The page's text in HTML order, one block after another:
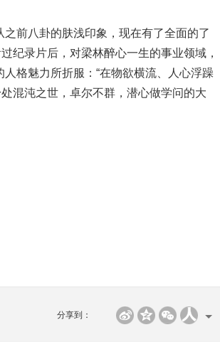
前八卦的肤浅印象，现在有了全面的了
纪录片后，对梁林醉心一生的事业领域，
格魅力所折服：“在物欲横流、人心浮躁
混沌之世，卓尔不群，潜心做学问的大
分享到：